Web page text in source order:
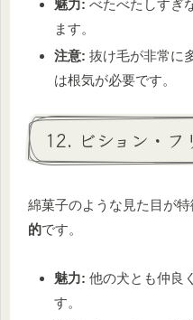
魅力: べたべたしすぎ
ます。
注意: 抜け毛が非常に
は根気が必要です。
12. ビション・フ
綿菓子のような見た目が特
的です。
魅力: 他の犬とも仲良
す。